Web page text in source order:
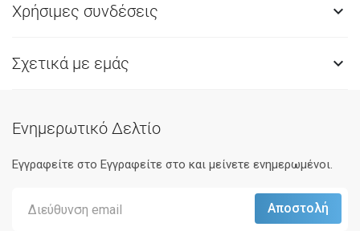
Χρήσιμες συνδέσεις 
Σχετικά με εμάς 
Ενημερωτικό Δελτίο
Εγγραφείτε στο Eγγραφείτε στο και μείνετε ενημερωμένοι.